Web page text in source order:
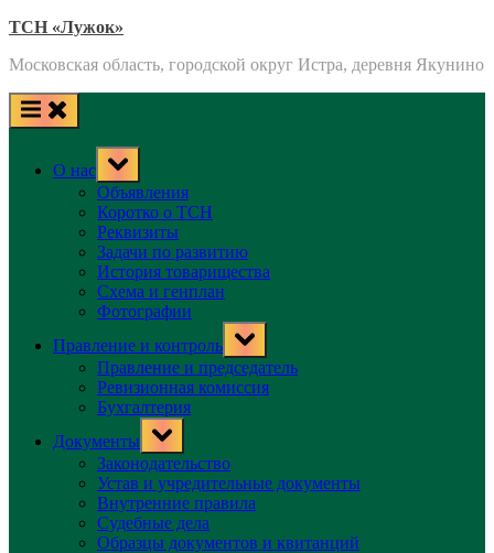
Skip
content
ТСН «Лужок»
Московская область, городской округ Истра, деревня Якунино
О нас
Toggle
sub-
menu
Объявления
Коротко о ТСН
Реквизиты
Задачи по развитию
История товарищества
Схема и генплан
Фотографии
Правление и контроль
Toggle
sub-
menu
Правление и председатель
Ревизионная комиссия
Бухгалтерия
Документы
Toggle
sub-
menu
Законодательство
Устав и учредительные документы
Внутренние правила
Судебные дела
Образцы документов и квитанций